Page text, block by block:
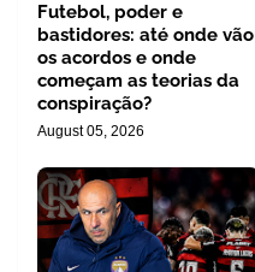
Futebol, poder e
bastidores: até onde vão
os acordos e onde
começam as teorias da
conspiração?
August 05, 2026